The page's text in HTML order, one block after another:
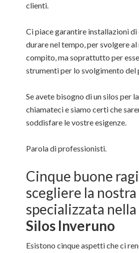
clienti.
Ci piace garantire installazioni
durare nel tempo, per svolgere
compito, ma soprattutto per
strumenti per lo svolgimento
Se avete bisogno di un silos per
chiamateci e siamo certi che
soddisfare le vostre esigenze.
Parola di professionisti.
Cinque buone
scegliere la
specializzata nella
Silos Inveruno
Esistono cinque aspetti che ci